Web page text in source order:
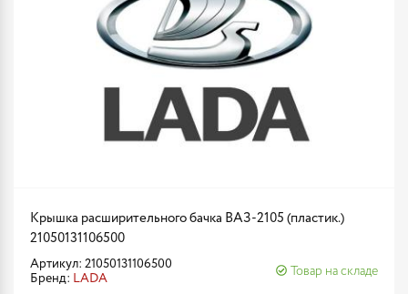
Крышка расширительного бачка ВАЗ-2105 (пластик.)
21050131106500
Артикул: 21050131106500
Бренд: LADA
Товар на складе